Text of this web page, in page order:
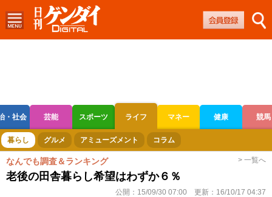
・社会 芸能 スポーツ ライフ マネー 健康 競馬
ボートレース 競輪 オートレース
暮らし グルメ アミューズメント コラム
なんでも調査＆ランキング > 一覧へ
老後の田舎暮らし希望はわずか６％
公開： 15/09/30 07:00 更新： 16/10/17 04:37